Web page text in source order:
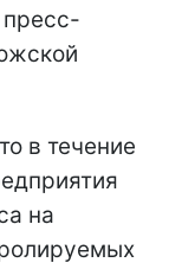
пресс-
в течение
на